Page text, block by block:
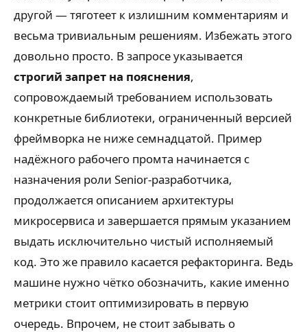
другой — тяготеет к излишним комментариям и
весьма тривиальным решениям. Избежать этого
довольно просто. В запросе указывается
строгий запрет на пояснения,
сопровождаемый требованием использовать
конкретные библиотеки, ограниченный версией
фреймворка не ниже семнадцатой. Пример
надёжного рабочего промта начинается с
назначения роли Senior-разработчика,
продолжается описанием архитектуры
микросервиса и завершается прямым указанием
выдать исключительно чистый исполняемый
код. Это же правило касается рефакторинга. Ведь
машине нужно чётко обозначить, какие именно
метрики стоит оптимизировать в первую
очередь. Впрочем, не стоит забывать о